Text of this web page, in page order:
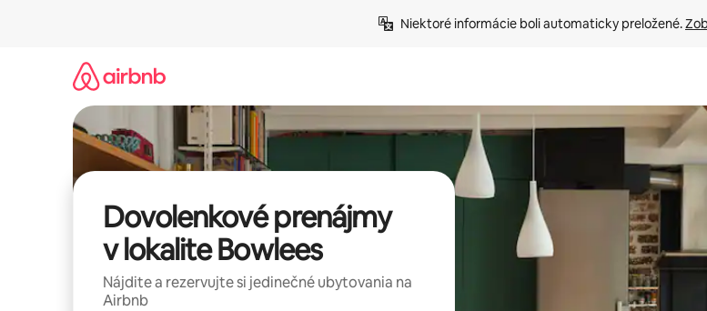
Niektoré informácie boli automaticky preložené.
Dovolenkové prenájmy
v lokalite Bowlees
Nájdite a rezervujte si jedinečné ubytovania na
Airbnb